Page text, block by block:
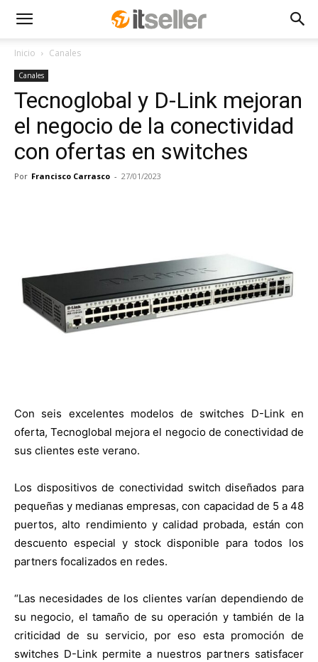
Inicio Canales
Canales
Tecnoglobal y D-Link mejoran
el negocio de la conectividad
con ofertas en switches
Por Francisco Carrasco - 27/01/2023
Con seis excelentes modelos de switches D-Link en
oferta, Tecnoglobal mejora el negocio de conectividad de
sus clientes este verano.
Los dispositivos de conectividad switch diseñados para
pequeñas y medianas empresas, con capacidad de 5 a 48
puertos, alto rendimiento y calidad probada, están con
descuento especial y stock disponible para todos los
partners focalizados en redes.
“Las necesidades de los clientes varían dependiendo de
su negocio, el tamaño de su operación y también de la
criticidad de su servicio, por eso esta promoción de
switches D-Link permite a nuestros partners satisfacer